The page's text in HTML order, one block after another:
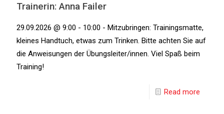
Trainerin: Anna Failer
29.09.2026 @ 9:00 - 10:00 - Mitzubringen: Trainingsmatte,
kleines Handtuch, etwas zum Trinken. Bitte achten Sie auf
die Anweisungen der Übungsleiter/innen. Viel Spaß beim
Training!
Read more